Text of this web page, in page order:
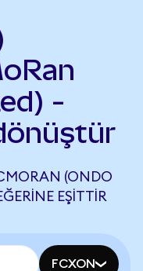
-
(ONDO
EŞITTIR
FCXON